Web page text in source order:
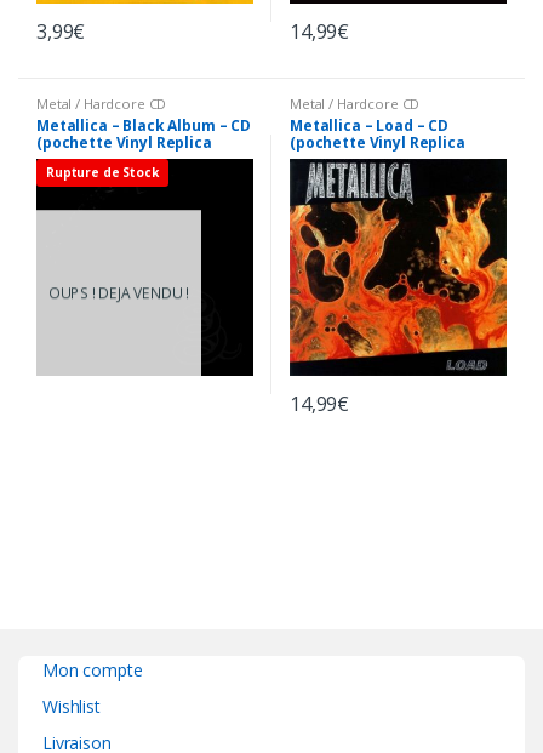
3,99€ 14,99€
Metal / Hardcore CD
Metallica – Black Album – CD
(pochette Vinyl Replica
Japon)
Rupture de Stock
OUPS ! DEJA VENDU !
Metal / Hardcore CD
Metallica – Load – CD
(pochette Vinyl Replica
Japon)
14,99€
Mon compte
Wishlist
Livraison